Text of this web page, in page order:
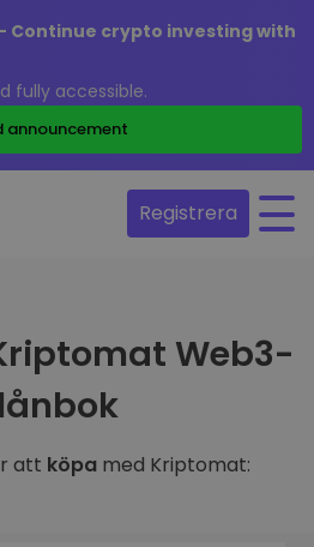
Continue crypto investing with
fully accessible.
announcement
Registrera
Web3-
att köpa med Kriptomat: